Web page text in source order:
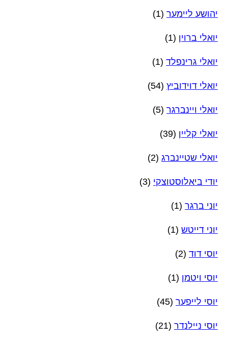
יהושע ליימער (1)
יואלי ברוין (1)
יואלי גרינפלד (1)
יואלי דוידוביץ (54)
יואלי ויינברגר (5)
יואלי קליין (39)
יואלי שטיינברג (2)
יודי ביאלוסטוצקי (3)
יוני ברגר (1)
יוני דייטש (1)
יוסי דוד (2)
יוסי ויטמן (1)
יוסי לייפער (45)
יוסי ניילנדר (21)